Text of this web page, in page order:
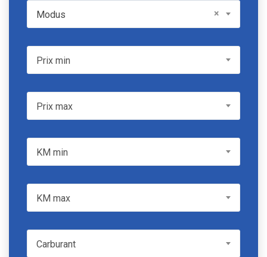
Model ×
Modus
Prix minPrix min
Prix maxPrix max
KM min
KM max
CarburantCarburant